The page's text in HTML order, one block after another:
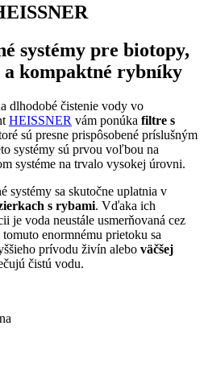
systémy pre biotopy,
kompaktné rybníky
dlhodobé čistenie vody vo
HEISSNER vám ponúka filtre s
sú presne prispôsobené príslušným
systémy sú prvou voľbou na
systéme na trvalo vysokej úrovni.
systémy sa skutočne uplatnia v
s rybami. Vďaka ich
je voda neustále usmerňovaná cez
enormnému prietoku sa
prívodu živín alebo väčšej
čistú vodu.